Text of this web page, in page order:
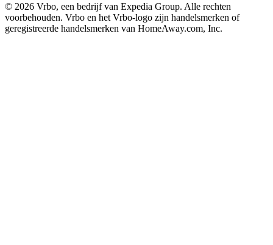
© 2026 Vrbo, een bedrijf van Expedia Group. Alle rechten
voorbehouden. Vrbo en het Vrbo-logo zijn handelsmerken of
geregistreerde handelsmerken van HomeAway.com, Inc.